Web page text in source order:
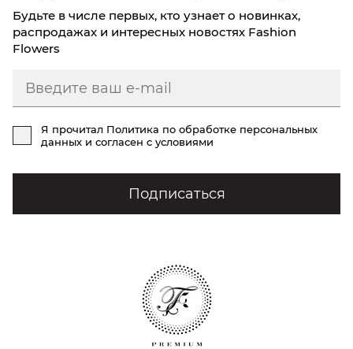
Будьте в числе первых, кто узнает о новинках,
распродажах и интересных новостях Fashion
Flowers
Я прочитал Политика по обработке персональных
данных и согласен с условиями
Подписаться